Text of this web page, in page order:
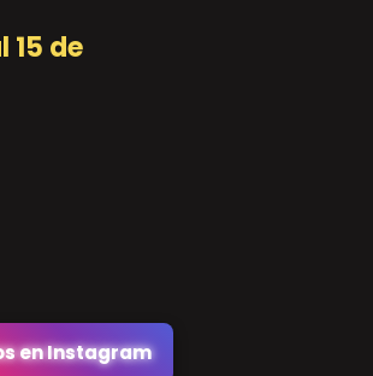
15 de
en Instagram